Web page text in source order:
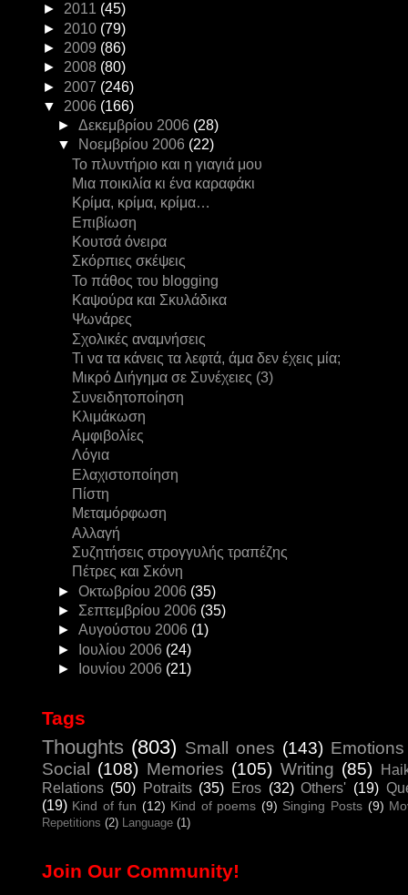
► 2011 (45)
► 2010 (79)
► 2009 (86)
► 2008 (80)
► 2007 (246)
▼ 2006 (166)
► Δεκεμβρίου 2006 (28)
▼
Νοεμβρίου 2006 (22)
Το πλυντήριο και η γιαγιά μου
Μια ποικιλία κι ένα καραφάκι
Κρίμα, κρίμα, κρίμα…
Επιβίωση
Κουτσά όνειρα
Σκόρπιες σκέψεις
Το πάθος του blogging
Καψούρα και Σκυλάδικα
Ψωνάρες
Σχολικές αναμνήσεις
Τι να τα κάνεις τα λεφτά, άμα δεν έχεις μία;
Μικρό Διήγημα σε Συνέχειες (3)
Συνειδητοποίηση
Κλιμάκωση
Αμφιβολίες
Λόγια
Ελαχιστοποίηση
Πίστη
Μεταμόρφωση
Αλλαγή
Συζητήσεις στρογγυλής τραπέζης
Πέτρες και Σκόνη
► Οκτωβρίου 2006 (35)
► Σεπτεμβρίου 2006 (35)
► Αυγούστου 2006 (1)
►
Ιουλίου 2006 (24)
►
Ιουνίου 2006 (21)
Tags
Thoughts (803) Small ones (143) Emotions
Social (108) Memories (105) Writing (85)
Relations (50) Potraits (35) Eros (32) Others' (19)
(19) Kind of fun (12) Kind of poems (9) Singing Posts (9)
Repetitions (2) Language (1)
Join Our Community!